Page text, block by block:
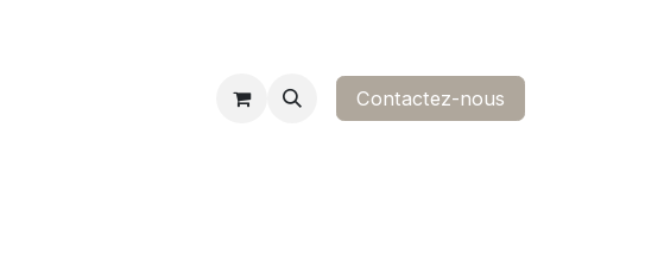
contact Contactez-nous​